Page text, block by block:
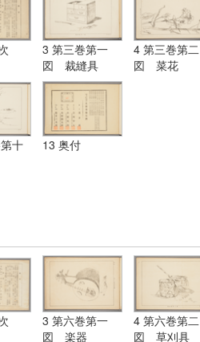
3 第三巻第一
図 裁縫具
4 第三巻第二
図 菜花
十
13 奥付
3 第六巻第一
図 楽器
4 第六巻第二
図 草刈具